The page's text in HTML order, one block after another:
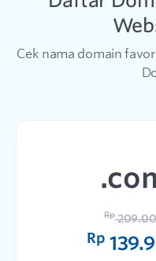
Cek nama domain
Rp
Rp